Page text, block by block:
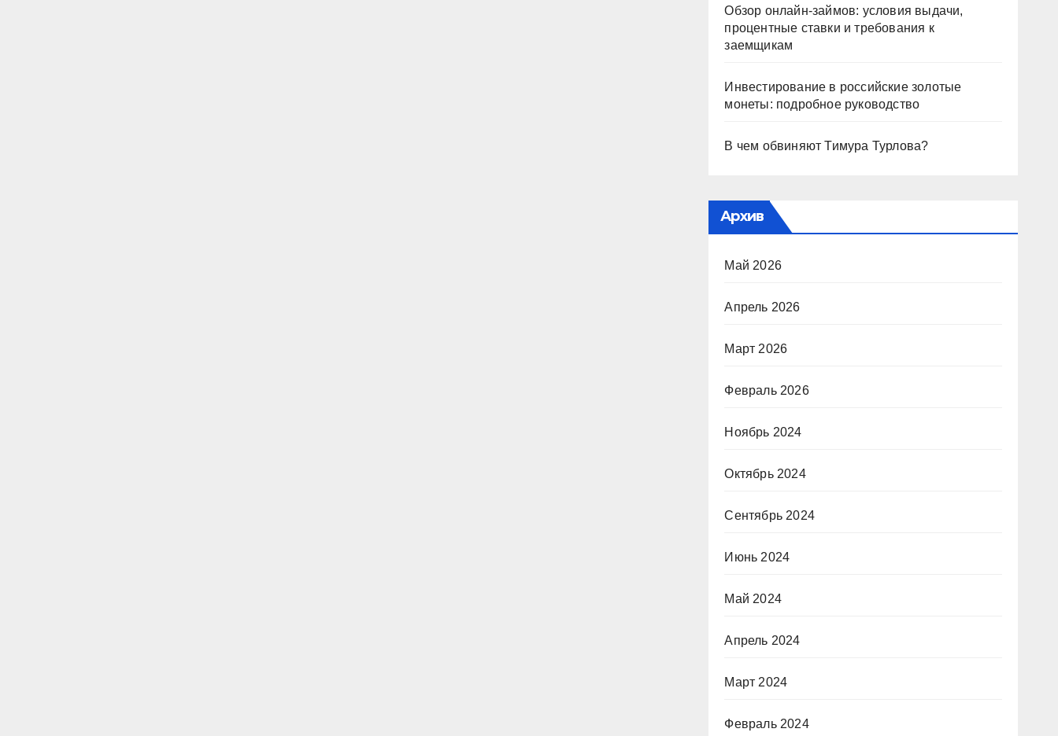
Обзор онлайн-займов: условия выдачи,
процентные ставки и требования к
заемщикам
Инвестирование в российские золотые
монеты: подробное руководство
В чем обвиняют Тимура Турлова?
Архив
Май 2026
Апрель 2026
Март 2026
Февраль 2026
Ноябрь 2024
Октябрь 2024
Сентябрь 2024
Июнь 2024
Май 2024
Апрель 2024
Март 2024
Февраль 2024